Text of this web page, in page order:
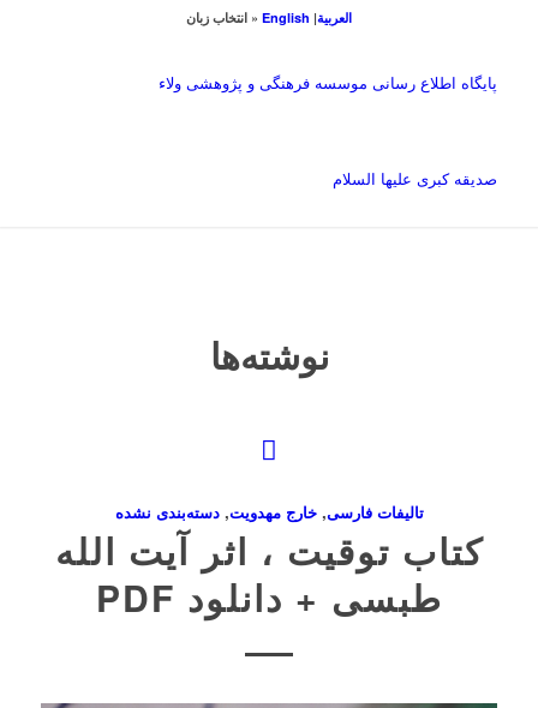
العربیة|
English « انتخاب زبان
پایگاه اطلاع رسانی موسسه فرهنگی و پژوهشی ولاء
صدیقه کبری علیها السلام
نوشته‌ها
تاليفات فارسی,خارج مهدویت,دسته‌بندی نشده
کتاب توقیت ، اثر آیت الله
طبسی + دانلود PDF